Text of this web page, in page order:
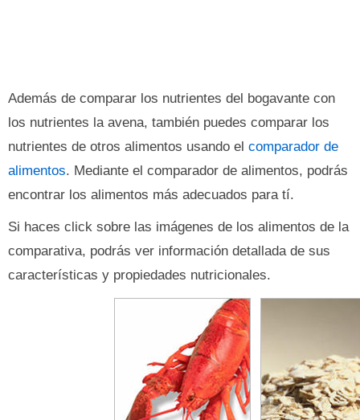
Además de comparar los nutrientes del bogavante con
los nutrientes la avena, también puedes comparar los
nutrientes de otros alimentos usando el comparador de
alimentos. Mediante el comparador de alimentos, podrás
encontrar los alimentos más adecuados para tí.
Si haces click sobre las imágenes de los alimentos de la
comparativa, podrás ver información detallada de sus
características y propiedades nutricionales.